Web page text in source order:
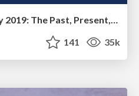
141 35k